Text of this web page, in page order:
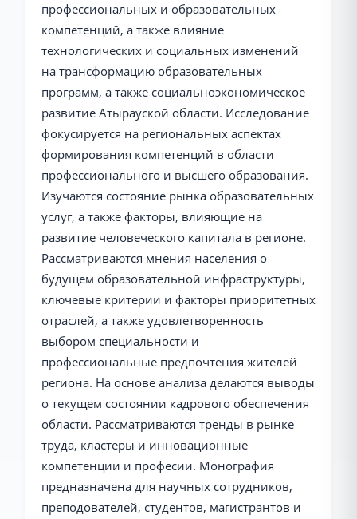
профессиональных и образовательных
компетенций, а также влияние
технологических и социальных изменений
на трансформацию образовательных
программ, а также социальноэкономическое
развитие Атырауской области. Исследование
фокусируется на региональных аспектах
формирования компетенций в области
профессионального и высшего образования.
Изучаются состояние рынка образовательных
услуг, а также факторы, влияющие на
развитие человеческого капитала в регионе.
Рассматриваются мнения населения о
будущем образовательной инфраструктуры,
ключевые критерии и факторы приоритетных
отраслей, а также удовлетворенность
выбором специальности и
профессиональные предпочтения жителей
региона. На основе анализа делаются выводы
о текущем состоянии кадрового обеспечения
области. Рассматриваются тренды в рынке
труда, кластеры и инновационные
компетенции и професии. Монография
предназначена для научных сотрудников,
преподователей, студентов, магистрантов и